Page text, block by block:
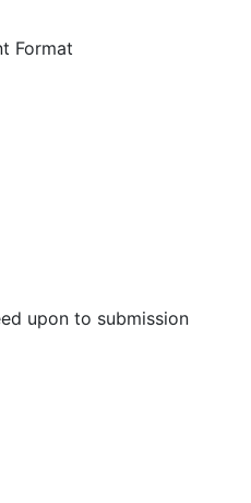
Format
upon to submission